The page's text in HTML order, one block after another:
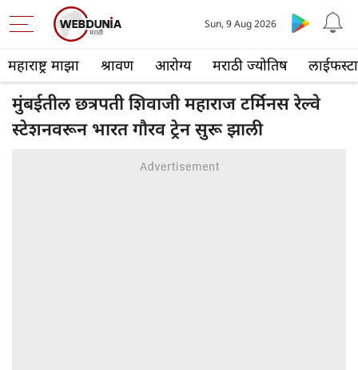
महाराष्ट्र माझा श्रावण आरोग्य मराठी ज्योतिष
Sun, 9 Aug 2026
मुंबईतील छत्रपती शिवाजी महाराज टर्मिनस रेल्वे
स्टेशनवरून भारत गौरव ट्रेन सुरू झाली